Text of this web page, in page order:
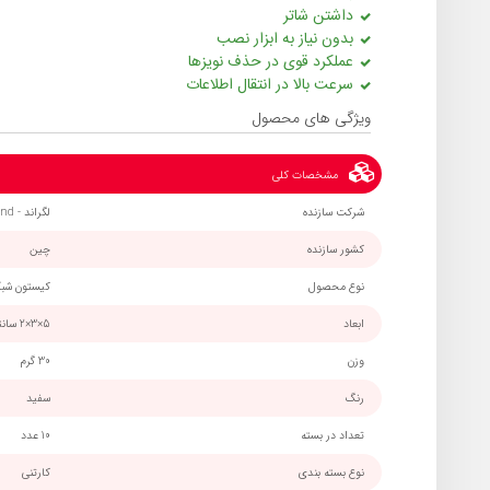
داشتن شاتر
بدون نیاز به ابزار نصب
عملکرد قوی در حذف نویزها
سرعت بالا در انتقال اطلاعات
ویژگی های محصول
مشخصات کلی
شرکت سازنده لگراند - Legrand
کشور سازنده چین
نوع محصول کیستون
ابعاد 5×3×2 سانتی‌متر
وزن 30 گرم
رنگ سفید
تعداد در بسته 10 عدد
نوع بسته بندی کارتنی